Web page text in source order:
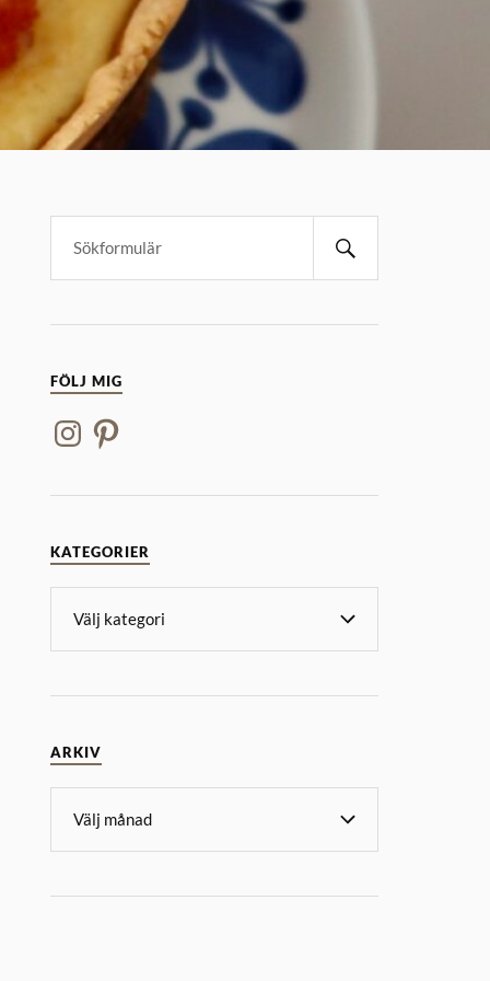
FÖLJ MIG
KATEGORIER
ARKIV